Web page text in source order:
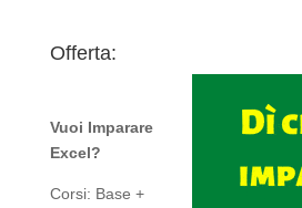
Offerta:
Vuoi Imparare
Excel?
Corsi: Base +